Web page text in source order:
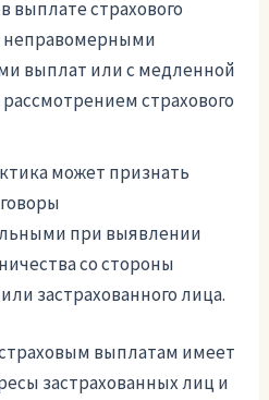
выплате страхового
выплат или с медленной
страхового
может признать
при выявлении
со стороны
застрахованного лица.
выплатам имеет
застрахованных лиц и